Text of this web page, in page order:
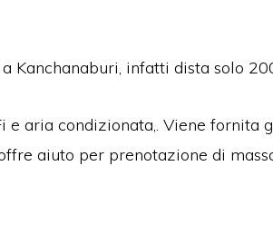
Kanchanaburi, infatti dista solo
aria condizionata,. Viene fornita
aiuto per prenotazione di